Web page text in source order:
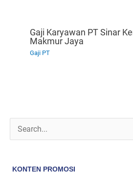
Gaji Karyawan PT Sinar
Makmur Jaya
Gaji PT
a